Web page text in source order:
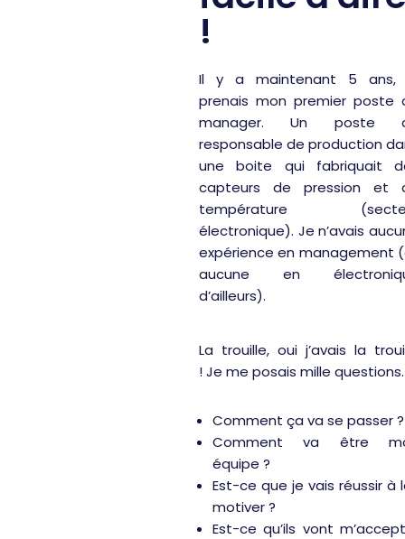
!
Il y a maintenant 5 ans,
prenais mon premier poste
manager. Un poste
responsable de production
une boite qui fabriquait
capteurs de pression et
température
électronique). Je n’avais
expérience en management
aucune en
d’ailleurs).
La trouille, oui j’avais la
!Je me posais mille questions.
Comment ça va se passer ?
Comment va être
équipe ?
Est-ce que je vais réussir à
motiver ?
Est-ce qu’ils vont